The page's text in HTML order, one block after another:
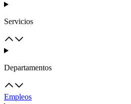
Servicios
Departamentos
Empleos